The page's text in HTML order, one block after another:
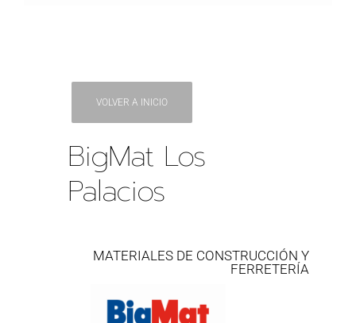
VOLVER A INICIO
BigMat Los
Palacios
MATERIALES DE CONSTRUCCIÓN Y
FERRETERÍA